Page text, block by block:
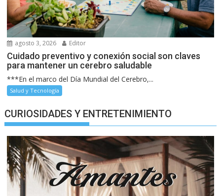
agosto 3, 2026 Editor
Cuidado preventivo y conexión social son claves
para mantener un cerebro saludable
***En el marco del Día Mundial del Cerebro,...
Salud y Tecnología
CURIOSIDADES Y ENTRETENIMIENTO